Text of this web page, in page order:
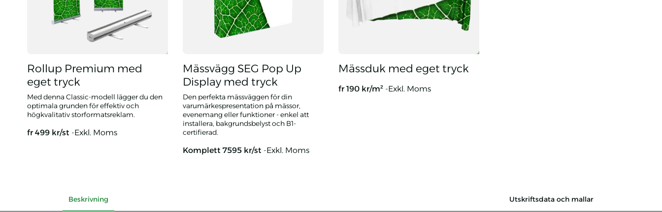
Rollup Premium med
eget tryck
Med denna Classic-modell lägger du den
optimala grunden för effektiv och
högkvalitativ storformatsreklam.
fr499 kr/st -Exkl. Moms
Mässvägg SEG Pop Up
Display med tryck
Den perfekta mässväggen för din
varumärkespresentation på mässor,
evenemang eller funktioner - enkel att
installera, bakgrundsbelyst och B1-
certifierad.
Komplett 7595 kr/st -Exkl. Moms
Mässduk med eget tryck
fr190 kr/m² -Exkl. Moms
Beskrivning Utskriftsdata och mallar